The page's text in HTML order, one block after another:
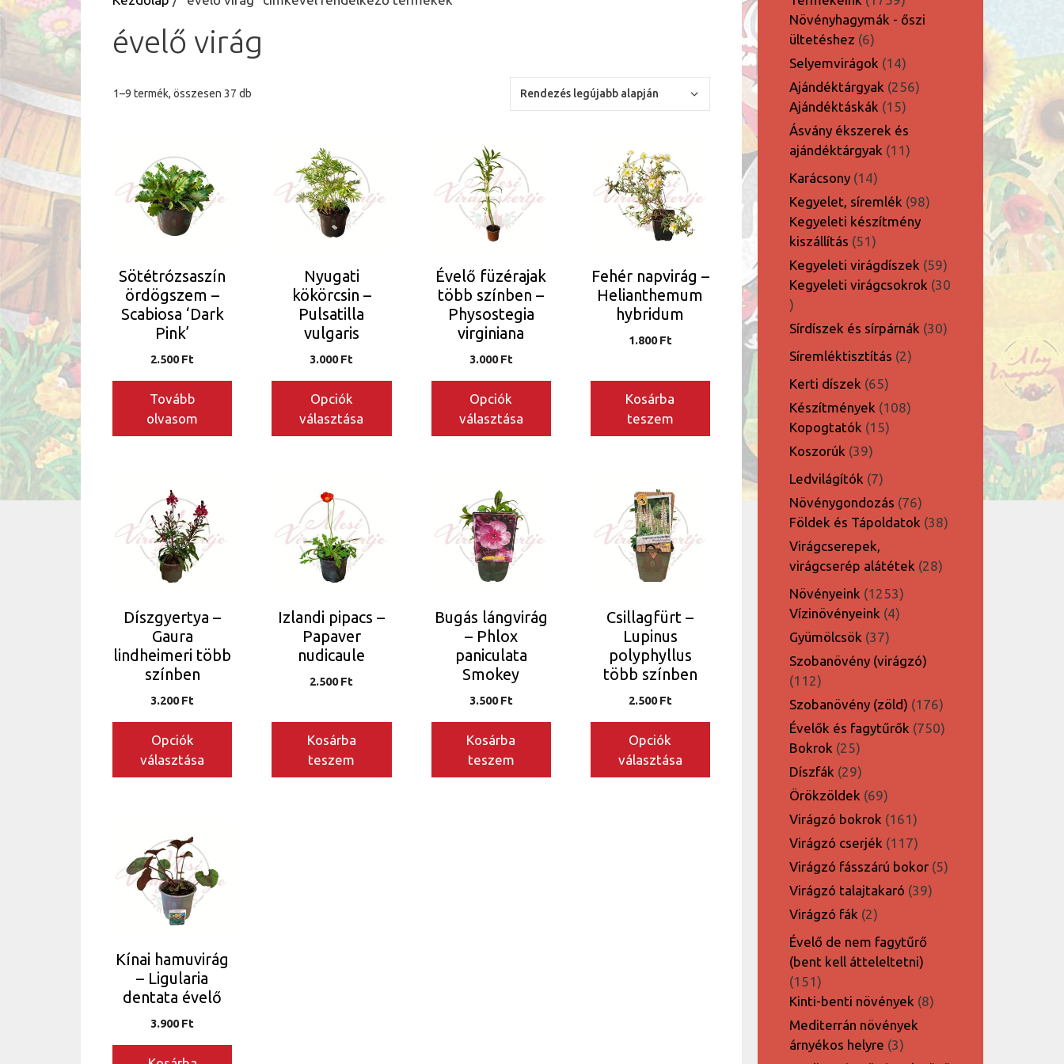
évelő virág
1–9 termék, összesen 37 db
Sötétrózsaszín
ördögszem –
Scabiosa ‘Dark
Pink’
2.500Ft
Tovább
olvasom
Nyugati
kökörcsin –
Pulsatilla
vulgaris
3.000Ft
Opciók
választása
terméknek
több
variációja
változatok
termékoldalon
választhatók
Évelő füzérajak
több színben –
Physostegia
virginiana
3.000Ft
Opciók
választása
terméknek
több
variációja
változatok
termékoldalon
választhatók
Fehér napvirág –
Helianthemum
hybridum
1.800Ft
Kosárba
teszem
Díszgyertya –
Gaura
lindheimeri több
színben
3.200Ft
Opciók
választása
terméknek
több
variációja
változatok
termékoldalon
választhatók
Izlandi pipacs –
Papaver
nudicaule
2.500Ft
Kosárba
teszem
Bugás lángvirág
– Phlox
paniculata
Smokey
3.500Ft
Kosárba
teszem
Csillagfürt –
Lupinus
polyphyllus
több színben
2.500Ft
Opciók
választása
terméknek
több
variációja
változatok
termékoldalon
választhatók
Kínai hamuvirág
– Ligularia
dentata évelő
3.900Ft
termék
Növényhagymák - őszi
ültetéshez 66
termék
Selyemvirágok 1414
termék
Ajándéktárgyak 256256
Ajándéktáskák 1515
termék
Ásvány ékszerek és
ajándéktárgyak
1111
Karácsony 1414
termék
Kegyelet, síremlék 9898
Kegyeleti készítmény
kiszállítás 5151
termék
Kegyeleti virágdíszek 5959
termék
Kegyeleti virágcsokrok 30
30
termék
Sírdíszek és sírpárnák 3030
Síremléktisztítás 22
Kerti díszek 6565
termék
Készítmények 108108
Kopogtatók 1515
Koszorúk 3939
termék
Ledvilágítók 77
termék
Növénygondozás 7676
termék
Földek és Tápoldatok 3838
Virágcserepek,
virágcserép alátétek 2828
Növényeink 12531253
termék
Vízinövényeink 44
Gyümölcsök 3737
termék
Szobanövény (virágzó)
112112
termék
Szobanövény (zöld) 176176
termék
Évelők és fagytűrők 750750
Bokrok 2525
termék
Díszfák 2929
termék
Örökzöldek 6969
termék
Virágzó bokrok 161161
termék
Virágzó cserjék 117117
termék
Virágzó fásszárú bokor 55
Virágzó talajtakaró 3939
Virágzó fák 22
termék
Évelő de nem fagytűrő
(bent kell átteleltetni)
151151
termék
Kinti-benti növények 88
Mediterrán növények
árnyékos helyre 33